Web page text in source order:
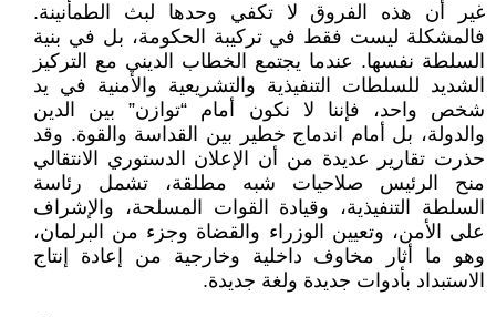
غير أن هذه الفروق لا تكفي وحدها لبث الطمأنينة.
فالمشكلة ليست فقط في تركيبة الحكومة، بل في بنية
السلطة نفسها. عندما يجتمع الخطاب الديني مع التركيز
الشديد للسلطات التنفيذية والتشريعية والأمنية في يد
شخص واحد، فإننا لا نكون أمام “توازن” بين الدين
والدولة، بل أمام اندماج خطير بين القداسة والقوة. وقد
حذرت تقارير عديدة من أن الإعلان الدستوري الانتقالي
منح الرئيس صلاحيات شبه مطلقة، تشمل رئاسة
السلطة التنفيذية، وقيادة القوات المسلحة، والإشراف
على الأمن، وتعيين الوزراء والقضاة وجزء من البرلمان،
وهو ما أثار مخاوف داخلية وخارجية من إعادة إنتاج
الاستبداد بأدوات جديدة ولغة جديدة.